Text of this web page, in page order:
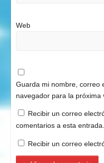
Web
Guarda mi nombre, correo
navegador para la próxima
Recibir un correo
comentarios a esta entrada.
Recibir un correo